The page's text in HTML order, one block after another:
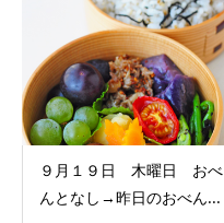
９月１９日 木曜日 おべ
んとなし→昨日のおべん...